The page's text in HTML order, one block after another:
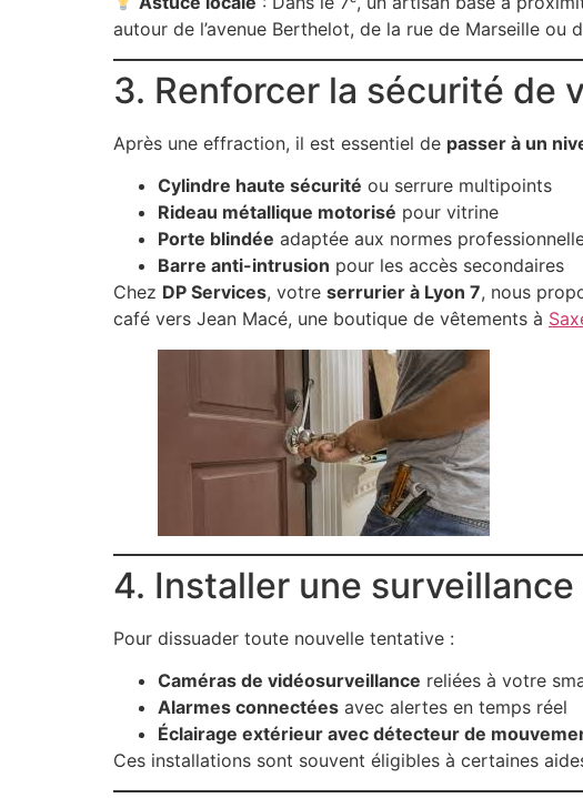
autour de l’avenue Berthelot, de la rue de Marseille ou
3. Renforcer la sécurité de
Après une effraction, il est essentiel de passer à un
Cylindre haute sécurité ou serrure multipoints
Rideau métallique motorisé pour vitrine
Porte blindée adaptée aux normes
Barre anti-intrusion pour les accès secondaires
Chez DP Services, votre serrurier à Lyon 7, nous
café vers Jean Macé, une boutique de vêtements à
4. Installer une
Pour dissuader toute nouvelle tentative :
Caméras de vidéosurveillance reliées à votre
Alarmes connectées avec alertes en temps réel
Éclairage extérieur avec détecteur de
Ces installations sont souvent éligibles à certaines